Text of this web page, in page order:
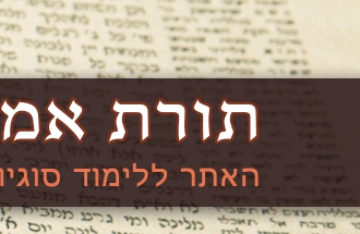
האתר ללימוד